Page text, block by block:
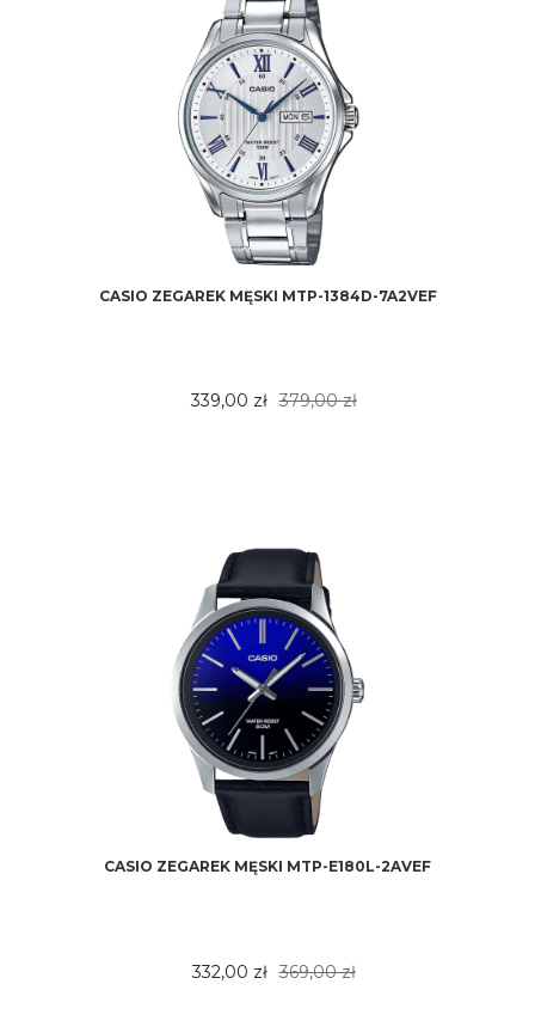
CASIO ZEGAREK MĘSKI MTP-1384D-7A2VEF
339,00 zł 379,00 zł
CASIO ZEGAREK MĘSKI MTP-E180L-2AVEF
332,00 zł 369,00 zł